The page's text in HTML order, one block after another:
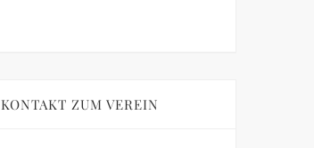
KONTAKT ZUM VEREIN